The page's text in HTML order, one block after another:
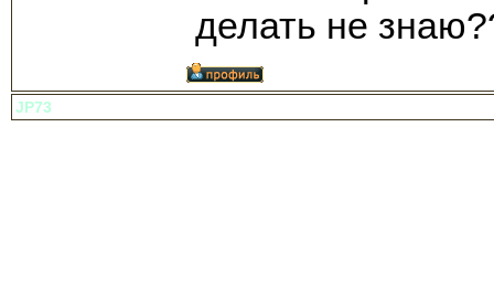
делать не
JP73